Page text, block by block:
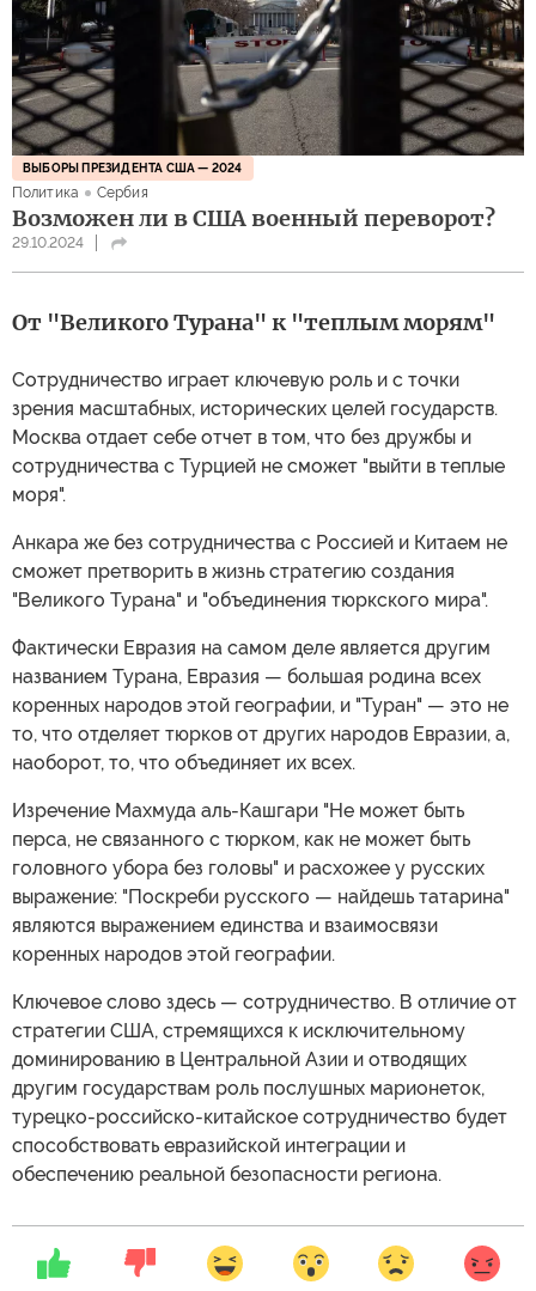
ВЫБОРЫ ПРЕЗИДЕНТА США — 2024
Политика Сербия
Возможен ли в США военный переворот?
29.10.2024
От "Великого Турана" к "теплым морям"
Сотрудничество играет ключевую роль и с точки
зрения масштабных, исторических целей государств.
Москва отдает себе отчет в том, что без дружбы и
сотрудничества с Турцией не сможет "выйти в теплые
моря".
Анкара же без сотрудничества с Россией и Китаем не
сможет претворить в жизнь стратегию создания
"Великого Турана" и "объединения тюркского мира".
Фактически Евразия на самом деле является другим
названием Турана, Евразия — большая родина всех
коренных народов этой географии, и "Туран" — это не
то, что отделяет тюрков от других народов Евразии, а,
наоборот, то, что объединяет их всех.
Изречение Махмуда аль-Кашгари "Не может быть
перса, не связанного с тюрком, как не может быть
головного убора без головы" и расхожее у русских
выражение: "Поскреби русского — найдешь татарина"
являются выражением единства и взаимосвязи
коренных народов этой географии.
Ключевое слово здесь — сотрудничество. В отличие от
стратегии США, стремящихся к исключительному
доминированию в Центральной Азии и отводящих
другим государствам роль послушных марионеток,
турецко-российско-китайское сотрудничество будет
способствовать евразийской интеграции и
обеспечению реальной безопасности региона.